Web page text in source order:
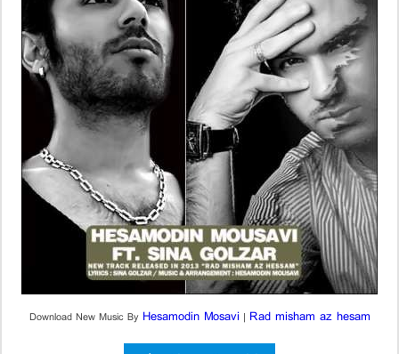
Download New Music By Hesamodin Mosavi | Rad misham az hesam